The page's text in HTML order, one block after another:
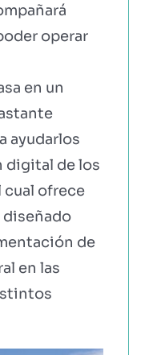
operar
en un
ayudarlos
digital de los
cual ofrece
diseñado
de
en las